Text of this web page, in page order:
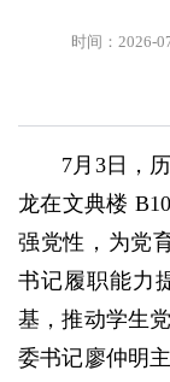
时间：2026-
7月3日，
龙在文典楼
强党性，为党
书记履职能力
基，推动学生
委书记廖仲明